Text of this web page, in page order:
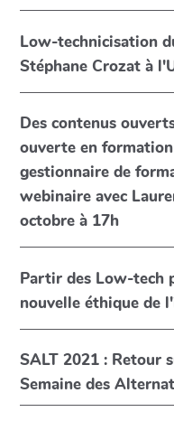
Low-technicisation
Stéphane Crozat à
Des contenus
ouverte en
gestionnaire de
webinaire avec
octobre à 17h
Partir des Low-tech
nouvelle éthique de
SALT 2021 : Retour
Semaine des